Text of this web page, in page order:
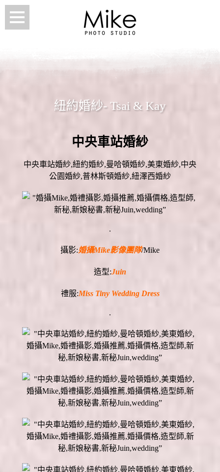
紐約婚紗- Tsai & Kay
中央車站婚紗
中央車站婚紗,紐約婚紗,曼哈頓婚紗,美東婚紗,中央
公園婚紗,普林斯頓婚紗,紐澤西婚紗
.
攝影:婚攝Mike影像團隊/Mike
造型:Juin
禮服:Miss Tiny Wedding Dress
.